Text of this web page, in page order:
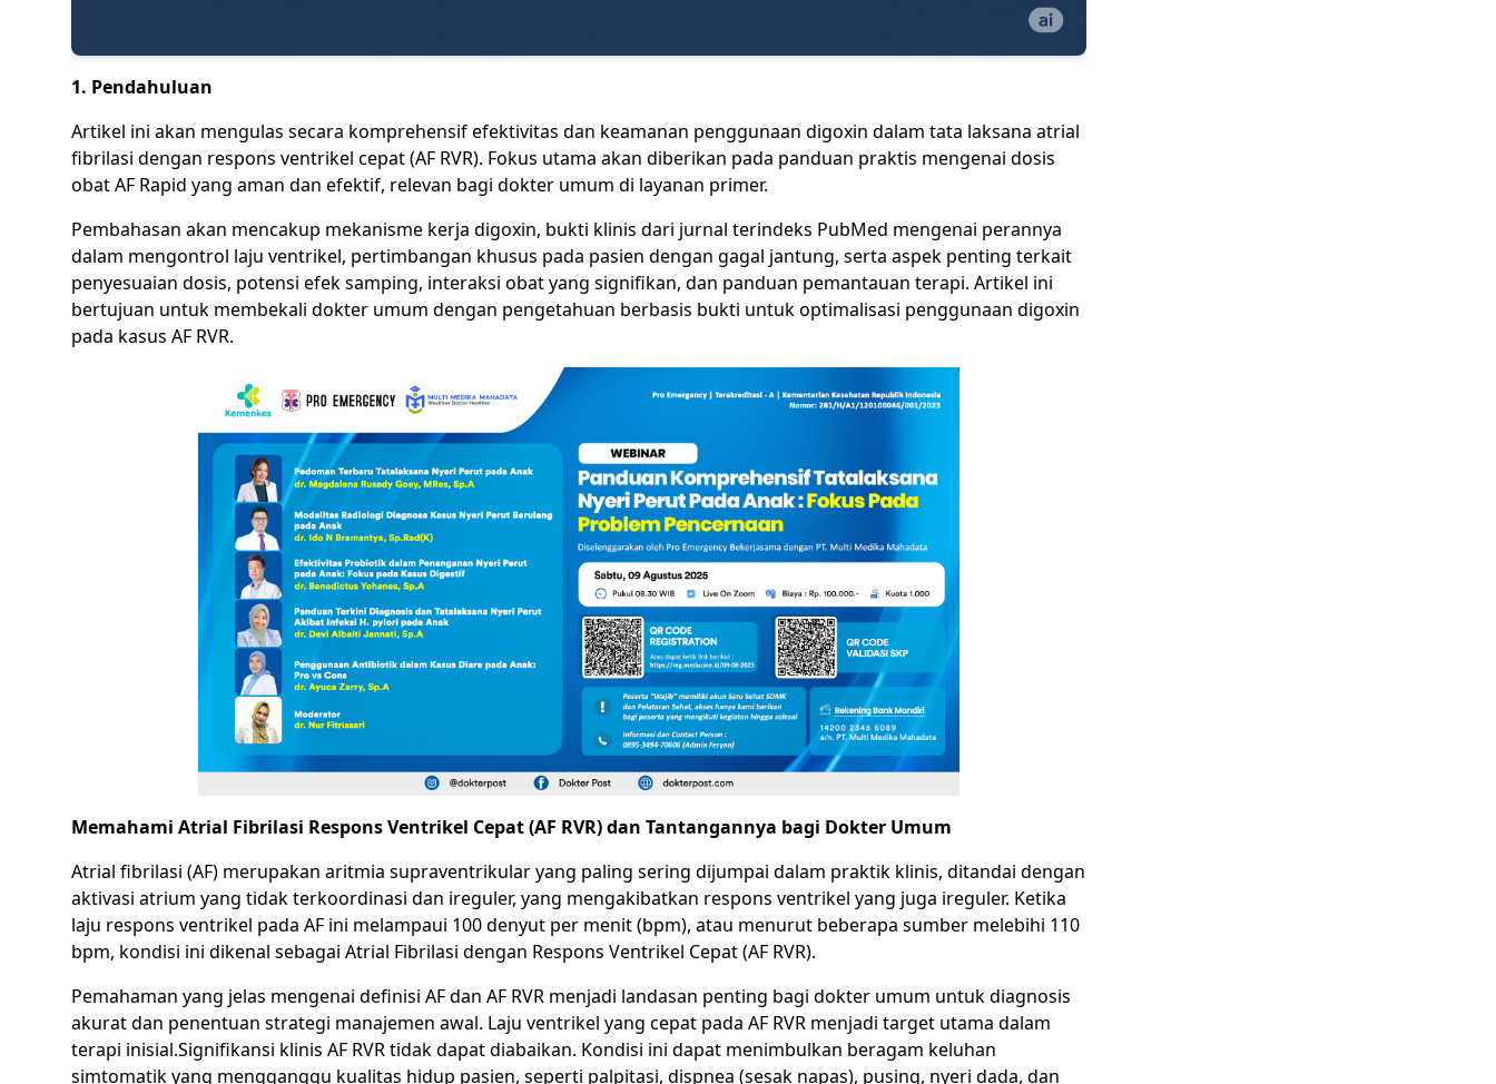
1. Pendahuluan
Artikel ini akan mengulas secara komprehensif efektivitas dan keamanan penggunaan digoxin dalam tata laksana atrial
fibrilasi dengan respons ventrikel cepat (AF RVR). Fokus utama akan diberikan pada panduan praktis mengenai dosis
obat AF Rapid yang aman dan efektif, relevan bagi dokter umum di layanan primer.
Pembahasan akan mencakup mekanisme kerja digoxin, bukti klinis dari jurnal terindeks PubMed mengenai perannya
dalam mengontrol laju ventrikel, pertimbangan khusus pada pasien dengan gagal jantung, serta aspek penting terkait
penyesuaian dosis, potensi efek samping, interaksi obat yang signifikan, dan panduan pemantauan terapi. Artikel ini
bertujuan untuk membekali dokter umum dengan pengetahuan berbasis bukti untuk optimalisasi penggunaan digoxin
pada kasus AF RVR.
Memahami Atrial Fibrilasi Respons Ventrikel Cepat (AF RVR) dan Tantangannya bagi Dokter Umum
Atrial fibrilasi (AF) merupakan aritmia supraventrikular yang paling sering dijumpai dalam praktik klinis, ditandai dengan
aktivasi atrium yang tidak terkoordinasi dan ireguler, yang mengakibatkan respons ventrikel yang juga ireguler. Ketika
laju respons ventrikel pada AF ini melampaui 100 denyut per menit (bpm), atau menurut beberapa sumber melebihi 110
bpm, kondisi ini dikenal sebagai Atrial Fibrilasi dengan Respons Ventrikel Cepat (AF RVR).
Pemahaman yang jelas mengenai definisi AF dan AF RVR menjadi landasan penting bagi dokter umum untuk diagnosis
akurat dan penentuan strategi manajemen awal. Laju ventrikel yang cepat pada AF RVR menjadi target utama dalam
terapi inisial.Signifikansi klinis AF RVR tidak dapat diabaikan. Kondisi ini dapat menimbulkan beragam keluhan
simtomatik yang mengganggu kualitas hidup pasien, seperti palpitasi, dispnea (sesak napas), pusing, nyeri dada, dan